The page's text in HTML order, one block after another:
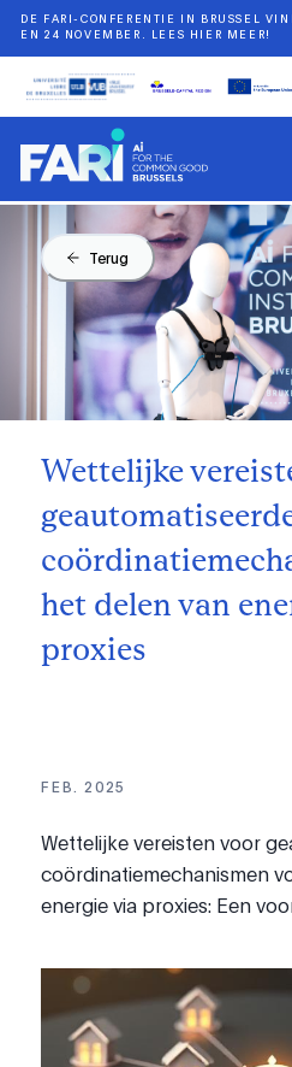
DE FARI-CONFERENTIE IN BRUSSEL
EN 24 NOVEMBER. LEES HIER MEER!
Terug
Wettelijke
het delen van
proxies
FEB. 2025
Wettelijke vereisten voor
coördinatiemechanismen
energie via proxies: Een